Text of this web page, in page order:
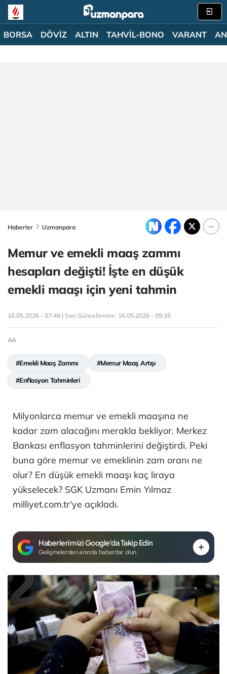
BORSA DÖVİZ ALTIN TAHVİL-BONO VARANT
Haberler Uzmanpara
Memur ve emekli maaş zammı
hesapları değişti! İşte en düşük
emekli maaşı için yeni tahmin
16.05.2026 - 07:48 | Son Güncellenme: 16.05.2026 - 09:35
AA
#Emekli Maaş Zammı #Memur Maaş Artışı
#Enflasyon Tahminleri
Milyonlarca memur ve emekli maaşına ne
kadar zam alacağını merakla bekliyor. Merkez
Bankası enflasyon tahminlerini değiştirdi. Peki
buna göre memur ve emeklinin zam oranı ne
olur? En düşük emekli maaşı kaç liraya
yükselecek? SGK Uzmanı Emin Yılmaz
milliyet.com.tr'ye açıkladı.
Haberlerimizi Google'da Takip Edin
Gelişmelerden anında haberdar olun.